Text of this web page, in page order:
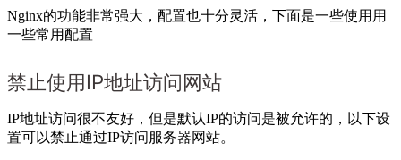
Nginx的功能非常强大，配置也十分灵活，下面是一些使用用
一些常用配置
禁止使用IP地址访问网站
IP地址访问很不友好，但是默认IP的访问是被允许的，以下设
置可以禁止通过IP访问服务器网站。